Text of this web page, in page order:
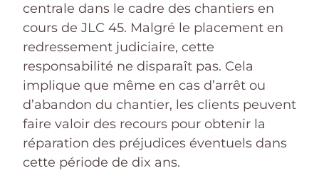
centrale dans le cadre des chantiers en
cours de JLC 45. Malgré le placement en
redressement judiciaire, cette
responsabilité ne disparaît pas. Cela
implique que même en cas d’arrêt ou
d’abandon du chantier, les clients peuvent
faire valoir des recours pour obtenir la
réparation des préjudices éventuels dans
cette période de dix ans.